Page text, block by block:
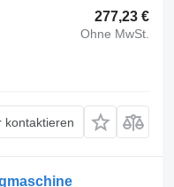
277,23 €
Ohne MwSt.
kontaktieren